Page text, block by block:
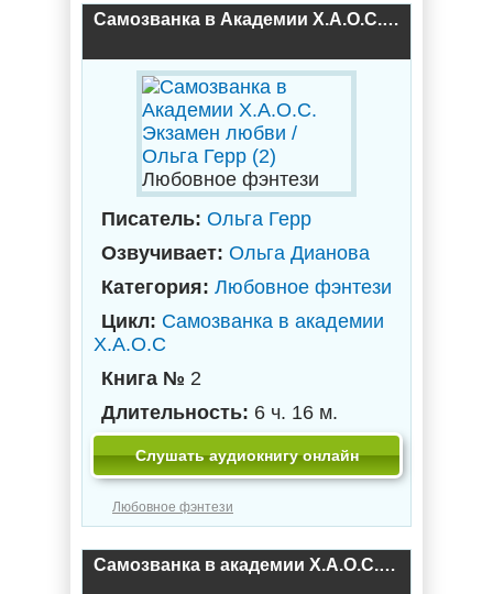
Самозванка в Академии Х.А.О.С. Экзамен любви / Ольга Герр (2)
Любовное фэнтези
Писатель: Ольга Герр
Озвучивает: Ольга Дианова
Категория: Любовное фэнтези
Цикл: Самозванка в академии
Х.А.О.С
Книга № 2
Длительность: 6 ч. 16 м.
Слушать аудиокнигу онлайн
Любовное фэнтези
Самозванка в академии Х.А.О.С. Уроки любви / Ольга Герр (1)